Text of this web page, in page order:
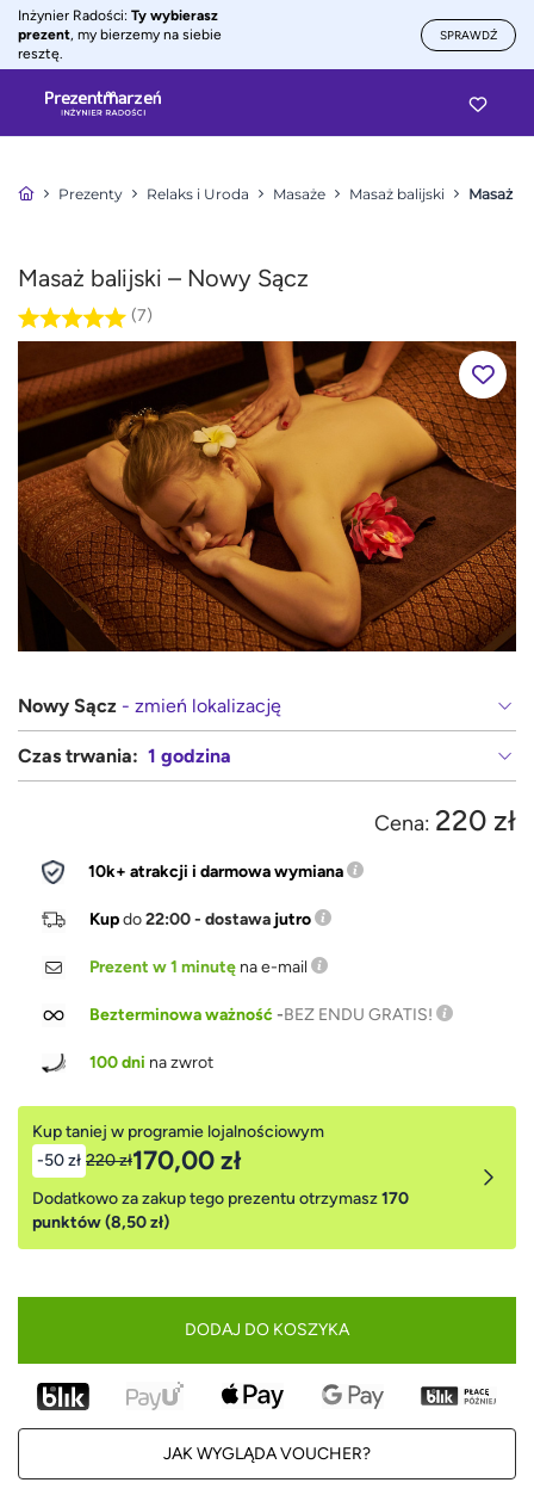
Inżynier Radości: Ty wybierasz
prezent, my bierzemy na siebie
resztę.
SPRAWDŹ
Prezenty Relaks i Uroda Masaże Masaż balijski Masaż
Masaż balijski – Nowy Sącz
(7)
Nowy Sącz - zmień lokalizację
Czas trwania: 1 godzina
Cena: 220 zł
10k+ atrakcji i darmowa wymiana
Kupdo22:00 - dostawa jutro
Prezent w 1 minutę na e-mail
Bezterminowa ważność-BEZ ENDU GRATIS!
100 dni na zwrot
Kup taniej w programie lojalnościowym
-50 zł 220 zł170,00 zł
Dodatkowo za zakup tego prezentu otrzymasz170
punktów (8,50 zł)
DODAJ DO KOSZYKA
JAK WYGLĄDA VOUCHER?